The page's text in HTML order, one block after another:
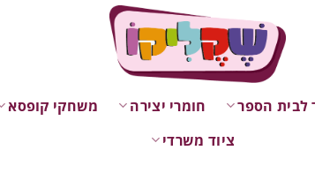
לבית הספר חומרי יצירה משחקי קופסא
ציוד משרדי